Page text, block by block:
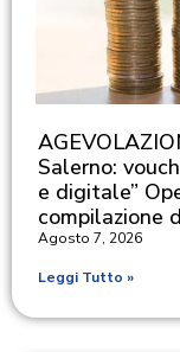
Salerno:
e digitale”
compilazione
Agosto 7, 2026
Leggi Tutto »